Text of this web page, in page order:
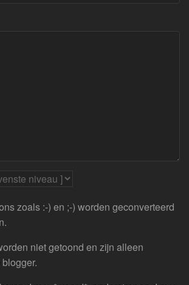
zoals :-) en ;-) worden geconverteerd
niet getoond en zijn alleen